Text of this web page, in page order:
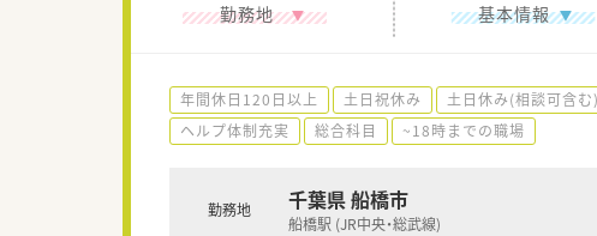
勤務地 基本情報
年間休日120日以上 土日祝休み 土日休み(相談可含む)
ヘルプ体制充実
総合科目 ~18時までの職場
勤務地 千葉県 船橋市
船橋駅 (JR中央・総武線)